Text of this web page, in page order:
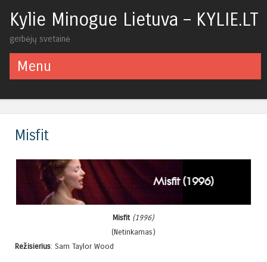
Kylie Minogue Lietuva – KYLIE.LT
gerbėjų svetainė
Menu
Misfit
Misfit (1996)
(Netinkamas)
Režisierius: Sam Taylor Wood